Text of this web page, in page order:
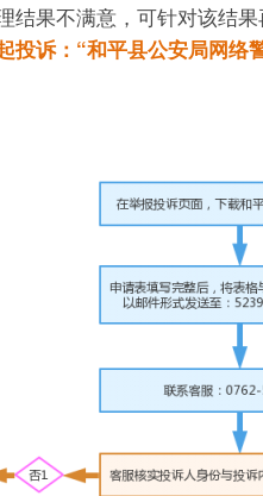
结果不满意，可针对该结果
投诉：“和平县公安局网络